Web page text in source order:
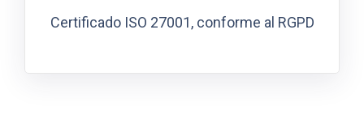
Certificado ISO 27001, conforme al RGPD